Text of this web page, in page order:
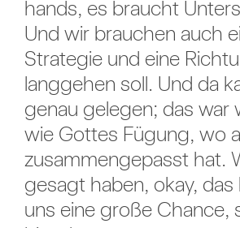
hands, es braucht
Und wir brauchen auch
Strategie und eine
langgehen soll. Und da
genau gelegen; das war
wie Gottes Fügung, wo
zusammengepasst hat.
gesagt haben, okay,
uns eine große Chance,